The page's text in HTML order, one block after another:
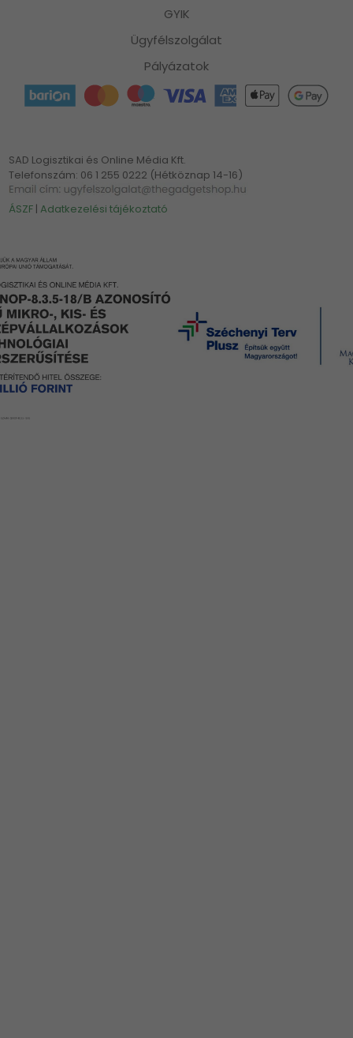
GYIK
Ügyfélszolgálat
Pályázatok
SAD Logisztikai és Online Média Kft.
Telefonszám: 06 1 255 0222 (Hétköznap 14-16)
ÁSZF |Adatkezelési tájékoztató